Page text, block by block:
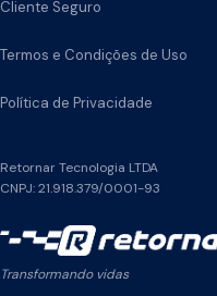
Cliente Seguro
Termos e Condições de Uso
Política de Privacidade
Retornar Tecnologia LTDA
CNPJ: 21.918.379/0001-93
Transformando vidas